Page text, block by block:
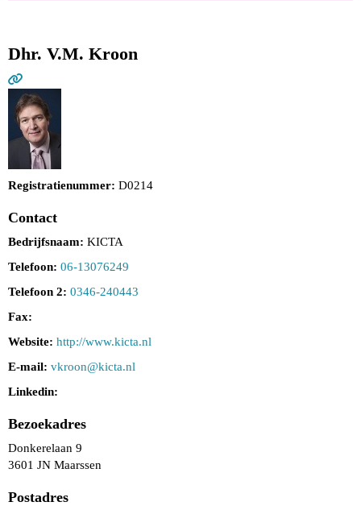
Dhr. V.M. Kroon
Registratienummer: D0214
Contact
Bedrijfsnaam: KICTA
Telefoon: 06-13076249
Telefoon 2: 0346-240443
Fax:
Website: http://www.kicta.nl
E-mail: noorkv@kicta.nl
Linkedin:
Bezoekadres
Donkerelaan 9
3601 JN Maarssen
Postadres